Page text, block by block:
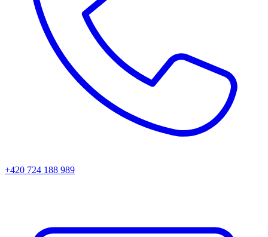
+420 724 188 989